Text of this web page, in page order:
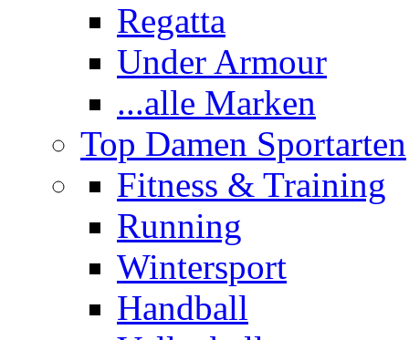
Regatta
Under Armour
...alle Marken
Top Damen Sportarten
Fitness & Training
Running
Wintersport
Handball